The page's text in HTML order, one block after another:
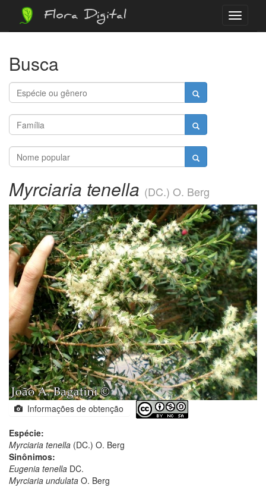
Menu
Flora Digital
Busca
Myrciaria tenella (DC.) O. Berg
Informações de obtenção
Espécie:
Myrciaria tenella (DC.) O. Berg
Sinônimos:
Eugenia tenella DC.
Myrciaria undulata O. Berg